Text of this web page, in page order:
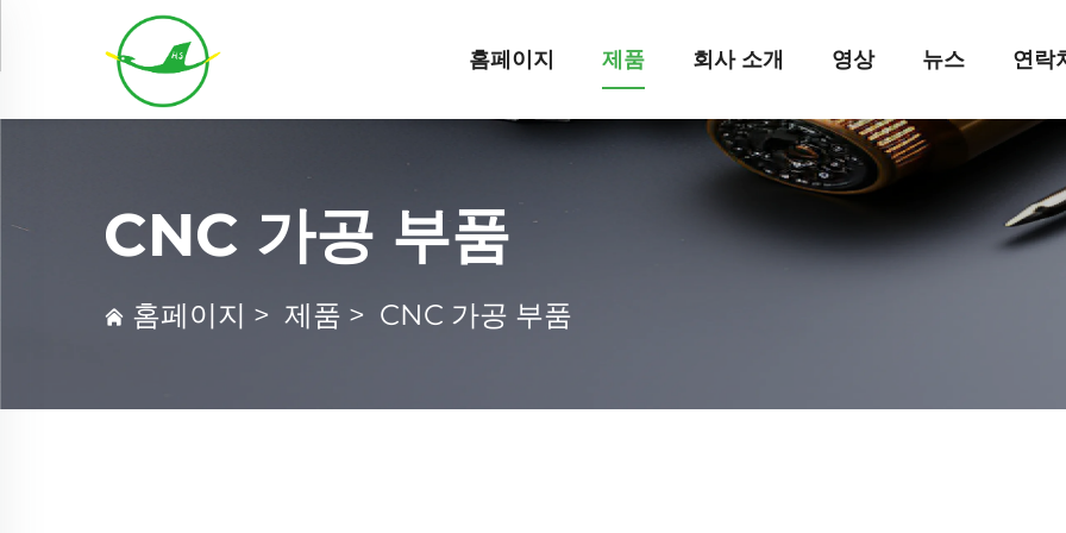
홈페이지 제품 회사 소개 영상 뉴스 연락
CNC 가공 부품
홈페이지 > 제품 > CNC 가공 부품